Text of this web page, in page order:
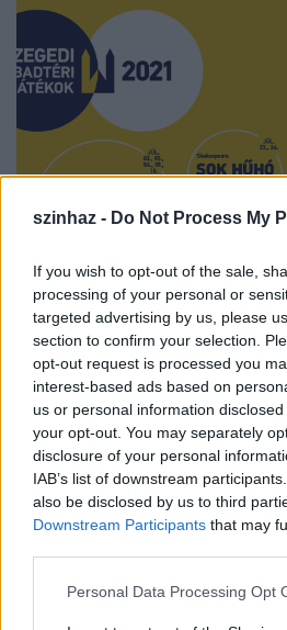
szinhaz - Do Not Process My
If you wish to opt-out of the sale,
processing of your personal or
targeted advertising by us, please
section to confirm your selection.
opt-out request is processed you
interest-based ads based on
us or personal information
your opt-out. You may separately
disclosure of your personal
IAB’s list of downstream
also be disclosed by us to third
Downstream Participants that may
Please note that this website/app
Personal Data Processing Opt
Jövőbe tekint a
Játékok
mtothorsi• 2020. június 08.
Nehéz időszak áll a Szegedi
mögött, hiszen a
téri előadásokat le kellett